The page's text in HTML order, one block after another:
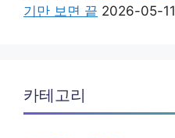
기만 보면 끝 2026-05-11
카테고리